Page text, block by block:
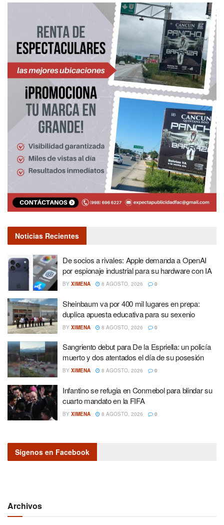
Noticias Recientes
De socios a rivales: Apple demanda a OpenAI
por espionaje industrial para su hardware con IA
BY XIMENA 8 AGOSTO, 2026 0
Sheinbaum va por 400 mil lugares en prepa:
duplica apuesta educativa para su sexenio
BY XIMENA 8 AGOSTO, 2026 0
Sangriento debut para De la Espriella: un policía
muerto y dos atentados el día de su posesión
BY XIMENA 8 AGOSTO, 2026 0
Infantino se refugia en Conmebol para blindar su
cuarto mandato en la FIFA
BY XIMENA 8 AGOSTO, 2026 0
Sígenos en Facebook
Archivos